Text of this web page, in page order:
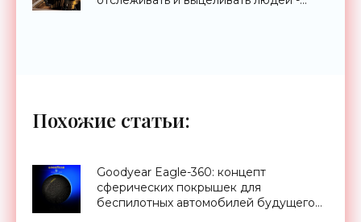
Похожие статьи:
Goodyear Eagle-360: концепт
сферических покрышек для
беспилотных автомобилей будущего